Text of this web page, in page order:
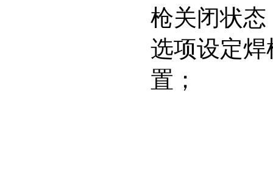
枪关闭状态
选项设定焊
置；